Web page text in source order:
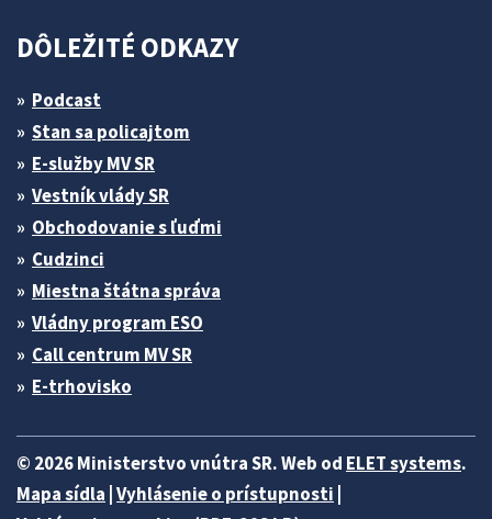
DÔLEŽITÉ ODKAZY
Podcast
Stan sa policajtom
E-služby MV SR
Vestník vlády SR
Obchodovanie s ľuďmi
Cudzinci
Miestna štátna správa
Vládny program ESO
Call centrum MV SR
E-trhovisko
© 2026 Ministerstvo vnútra SR. Web od ELET systems.
Mapa sídla Vyhlásenie o prístupnosti